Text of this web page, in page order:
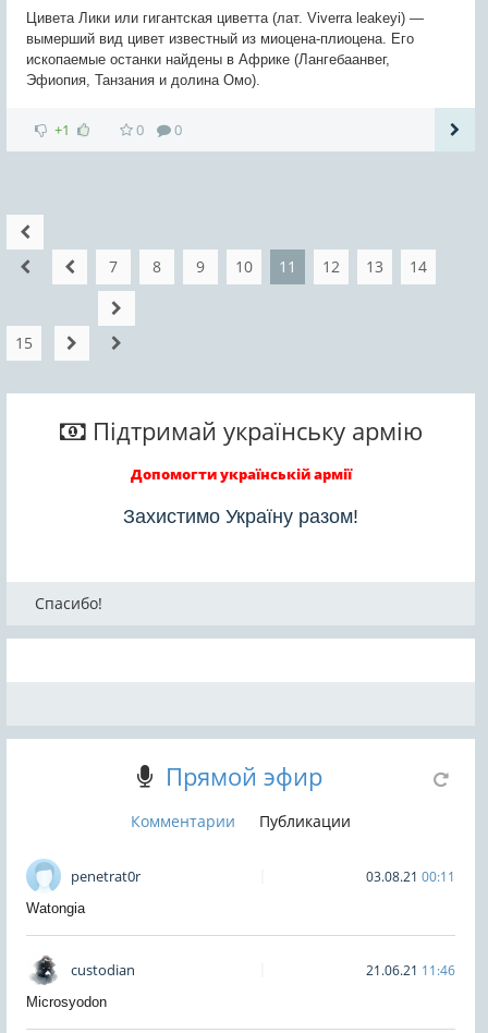
Цивета Лики или гигантская циветта (лат. Viverra leakeyi) —
вымерший вид цивет известный из миоцена-плиоцена. Его
ископаемые останки найдены в Африке (Лангебаанвег,
Эфиопия, Танзания и долина Омо).
+1 0 0
7 8 9 10 11 12 13 14
15
Підтримай українську армію
Допомогти українській армії
Захистимо Україну разом!
Спасибо!
Прямой эфир
Комментарии Публикации
penetrat0r 03.08.21 00:11
Watongia
custodian 21.06.21 11:46
Microsyodon